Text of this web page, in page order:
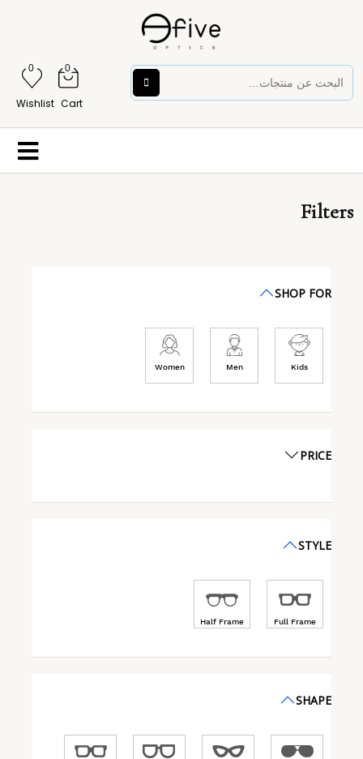
0
Cart
0
Wishlist
Filters
SHOP FOR
Kids
Men
Women
PRICE
STYLE
Full Frame
Half Frame
SHAPE